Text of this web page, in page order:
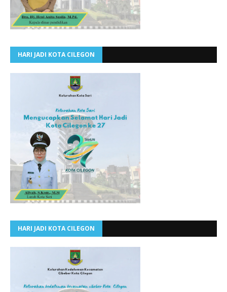
HARI JADI KOTA CILEGON
HARI JADI KOTA CILEGON